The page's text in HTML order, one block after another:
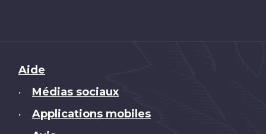
Brand
Aide
• Médias sociaux
• Applications mobiles